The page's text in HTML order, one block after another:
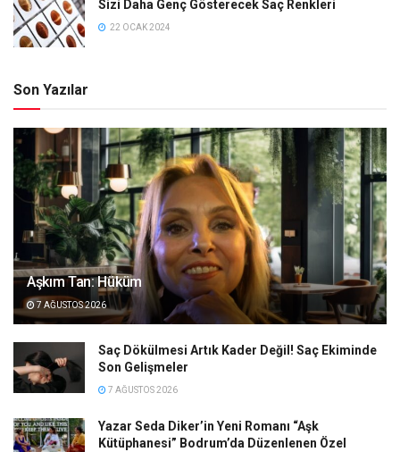
Sizi Daha Genç Gösterecek Saç Renkleri
22 OCAK 2024
Son Yazılar
Aşkım Tan: Hüküm
7 AĞUSTOS 2026
Saç Dökülmesi Artık Kader Değil! Saç Ekiminde
Son Gelişmeler
7 AĞUSTOS 2026
Yazar Seda Diker’in Yeni Romanı “Aşk
Kütüphanesi” Bodrum’da Düzenlenen Özel